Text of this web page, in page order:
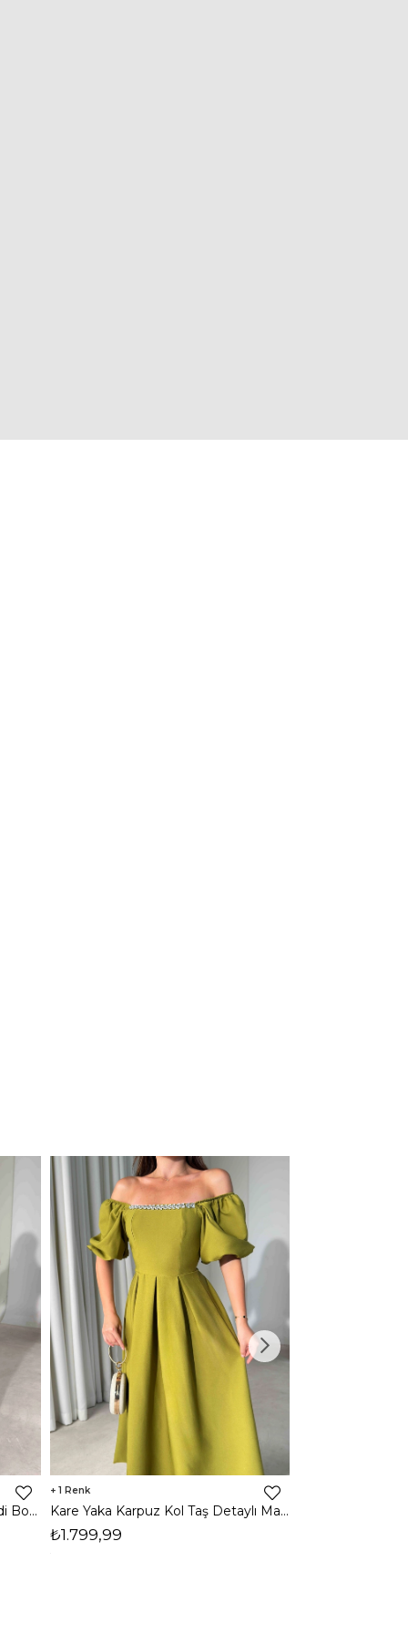
Halter Yaka Önden Yırtmaçlı Midi Boy Kahverengi Hasre Kadın Elbise 26Y502
1
Kare Yaka Karpuz Kol Taş Detaylı Maxi Yağ Yeşili Civo Kadın Elbise 206Y501
₺1.799,99